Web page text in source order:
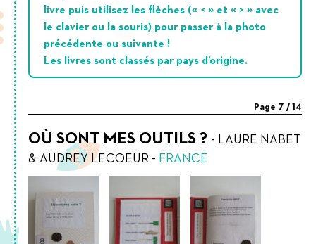
livre puis utilisez les flèches (« < » et « > » avec
le clavier ou la souris) pour passer à la photo
précédente ou suivante !
Les livres sont classés par pays d’origine.
Page 7 / 14
OÙ SONT MES OUTILS ? - LAURE NABET
& AUDREY LECOEUR - FRANCE